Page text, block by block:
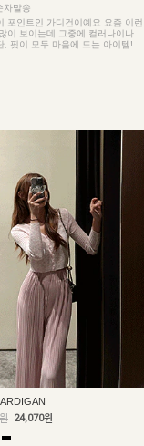
차발송
포인트인 가디건이예요 요즘 이런
이 보이는데 그중에 컬러나이나
, 핏이 모두 마음에 드는 아이템!
24,070원